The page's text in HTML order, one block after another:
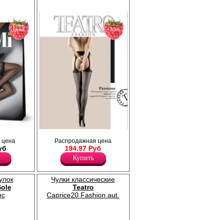
спец
цена
цена
поддерживающим поясом на талии,
плоский шов, укрепленный мысок.
Плотность 20ден
Лайкра 19%
Полиамид 81%
−70%
Распродажная цена
194.97 Руб
Купить
Чулки классические
Teatro
Caprice20 Fashion aut.